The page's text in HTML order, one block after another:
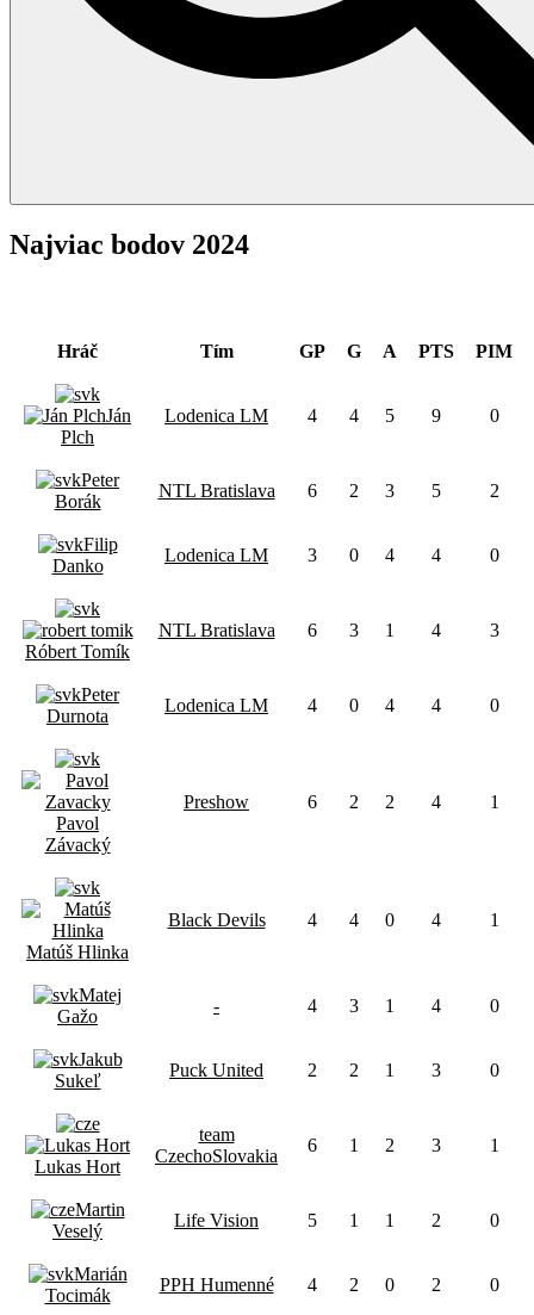
Najviac bodov 2024
Hráč Tím GP G A PTS PIM
Ján
Plch
Lodenica LM 4 4 5 9 0
Peter
Borák
NTL Bratislava 6 2 3 5 2
Filip
Danko
Lodenica LM 3 0 4 4 0
Róbert Tomík
NTL Bratislava 6 3 1 4 3
Peter
Durnota
Lodenica LM 4 0 4 4 0
Pavol
Závacký
Preshow 6 2 2 4 1
Matúš Hlinka
Black Devils 4 4 0 4 1
Matej
Gažo
- 4 3 1 4 0
Jakub
Sukeľ
Puck United 2 2 1 3 0
Lukas Hort
team
CzechoSlovakia
6 1 2 3 1
Martin
Veselý
Life Vision 5 1 1 2 0
Marián
Tocimák
PPH Humenné 4 2 0 2 0